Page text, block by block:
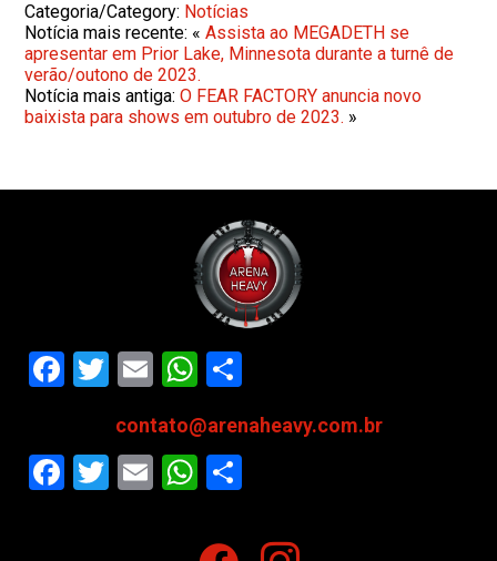
Categoria/Category: Notícias
Notícia mais recente: «Assista ao MEGADETH se
apresentar em Prior Lake, Minnesota durante a turnê de
verão/outono de 2023.
Notícia mais antiga:O FEAR FACTORY anuncia novo
baixista para shows em outubro de 2023. »
Facebook
Twitter
EmailWhatsApp
contato@arenaheavy.com.br
Facebook
Twitter
EmailWhatsApp